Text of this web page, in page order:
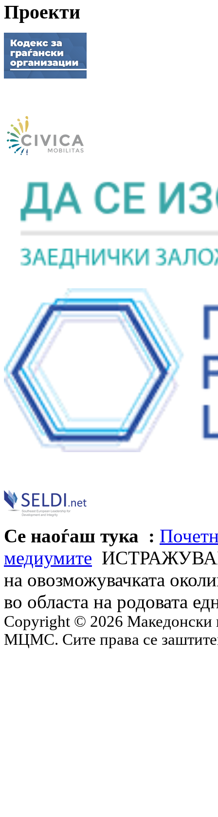
Проекти
Се наоѓаш тука :
медиумите
на овозможувачката
во областа на родовата
Copyright © 2026 Македонски
МЦМС. Сите права се